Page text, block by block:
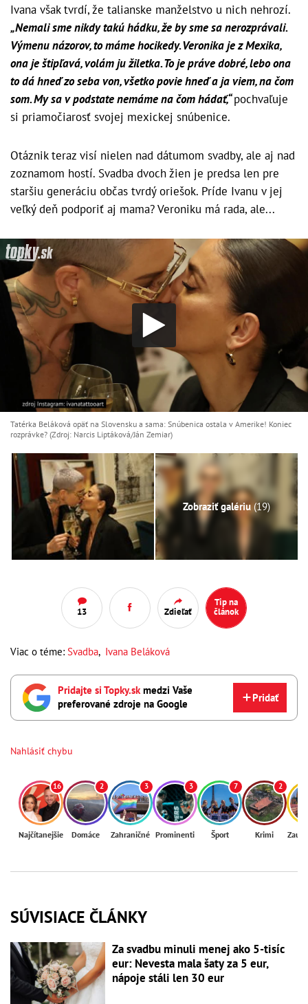
Ivana však tvrdí, že talianske manželstvo u nich nehrozí.
„Nemali sme nikdy takú hádku, že by sme sa nerozprávali.
Výmenu názorov, to máme hocikedy. Veronika je z Mexika,
ona je štipľavá, volám ju žiletka. To je práve dobré, lebo ona
to dá hneď zo seba von, všetko povie hneď a ja viem, na čom
som. My sa v podstate nemáme na čom hádať,“pochvaľuje
si priamočiarosť svojej mexickej snúbenice.
Otáznik teraz visí nielen nad dátumom svadby, ale aj nad
zoznamom hostí. Svadba dvoch žien je predsa len pre
staršiu generáciu občas tvrdý oriešok. Príde Ivanu v jej
veľký deň podporiť aj mama? Veroniku má rada, ale...
Tatérka Beláková opäť na Slovensku a sama: Snúbenica ostala v Amerike! Koniec
rozprávke? (Zdroj: Narcis Liptáková/Ján Zemiar)
Zobraziť galériu (19)
13 Zdieľať
Tip na
článok
Viac o téme: Svadba, Ivana Beláková
Pridajte si Topky.skmedzi Vaše
preferované zdroje na Google
Pridať
Nahlásiť chybu
16
Najčítanejšie
2
Domáce
3
Zahraničné
3
Prominenti
7
Šport
2
Krimi
SÚVISIACE ČLÁNKY
Za svadbu minuli menej ako 5-tisíc
eur: Nevesta mala šaty za 5 eur,
nápoje stáli len 30 eur